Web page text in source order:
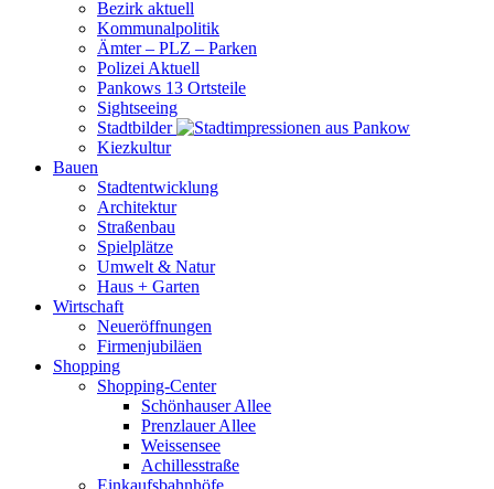
Bezirk aktuell
Kommunalpolitik
Ämter – PLZ – Parken
Polizei Aktuell
Pankows 13 Ortsteile
Sightseeing
Stadtbilder
Kiezkultur
Bauen
Stadtentwicklung
Architektur
Straßenbau
Spielplätze
Umwelt & Natur
Haus + Garten
Wirtschaft
Neueröffnungen
Firmenjubiläen
Shopping
Shopping-Center
Schönhauser Allee
Prenzlauer Allee
Weissensee
Achillesstraße